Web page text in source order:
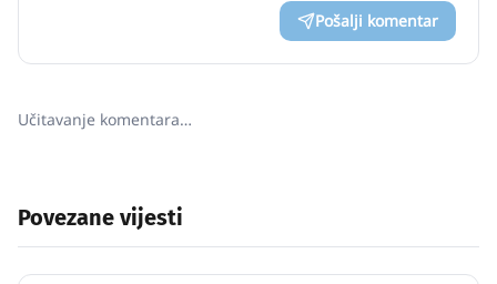
Pošalji komentar
Učitavanje komentara…
Povezane vijesti